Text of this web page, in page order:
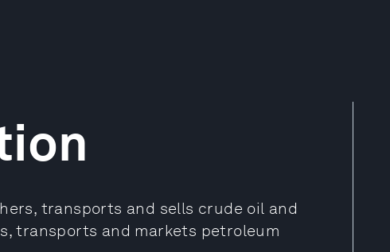
transports and sells crude oil and
transports and markets petroleum